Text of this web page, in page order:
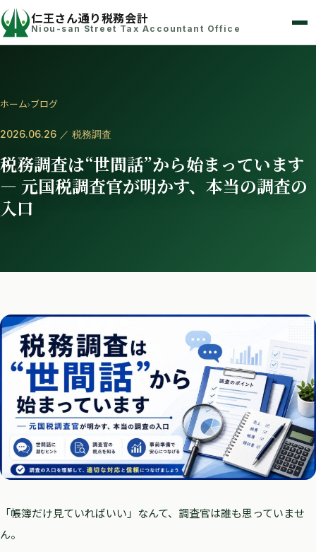
仁王さん通り税務会計
Niou-san Street Tax Accountant Office
ホーム›ブログ
2026.06.26 ／ 税務調査
税務調査は“世間話”から始まっています
― 元国税調査官が明かす、本当の調査の
入口
「帳簿だけ見ていればいい」なんて、調査官は誰も思っていませ
ん。